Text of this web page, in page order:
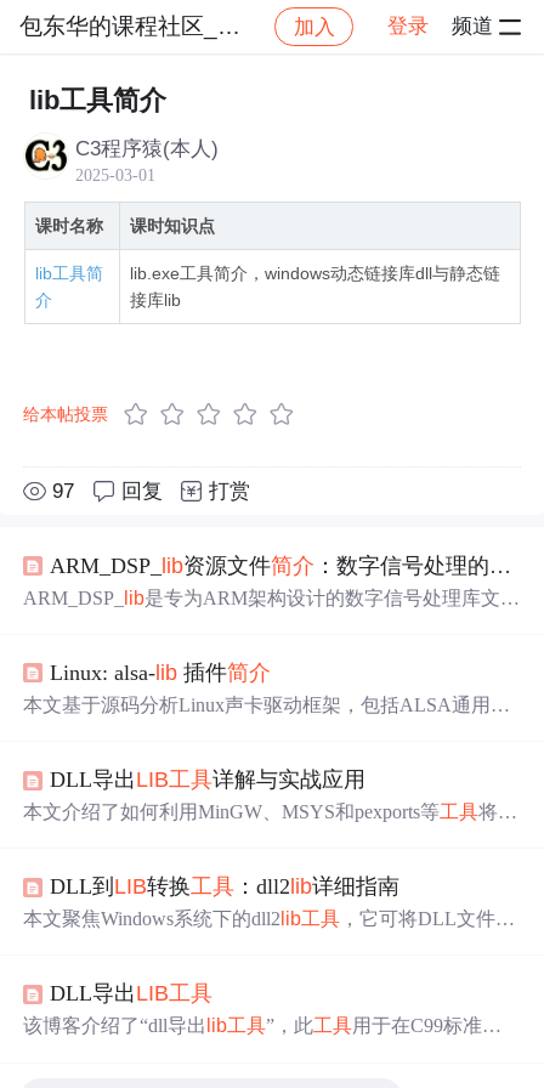
包东华的课程社区_NO_1 加入 登录 频道
社区 包东华的课程社区_NO_1
lib工具简介
C3程序猿(本人)
2025-03-01
课时名称 课时知识点
lib工具简
介
lib.exe工具简介，windows动态链接库dll与静态链
接库lib
给本帖投票
97 回复 打赏
ARM_DSP_ lib资源文件简介 ：数字信号处理的强大
ARM_DSP_ lib是专为ARM架构设计的数字信号处理库文
物联网设备、工业控制等场景，能提升开发效率，带来高
性能和稳定性。
Linux: alsa-lib 插件简介
本文基于源码分析Linux声卡驱动框架，包括ALSA通用框
码组织、自定义插件，还提及使用alsa-lib
编译及配置等内容。
DLL导出LIB工具详解与实战应用
本文介绍了如何利用MinGW、MSYS和pexports等工具将D
法、函数导出方式、LIB生成过程及在VC++项目中的应
用。
DLL到 LIB转换工具 ：dll2 lib详细指南
本文聚焦Windows系统下的dll2 lib工具 ，它可将DLL文件转
明了工具操作步骤，还提及高级选项、转换限制及解决策
略。
DLL导出LIB工具
该博客介绍了“dll导出 lib工具”，此工具用于在C99标准